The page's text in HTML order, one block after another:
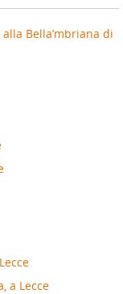
Bella’mbriana di
a Lecce